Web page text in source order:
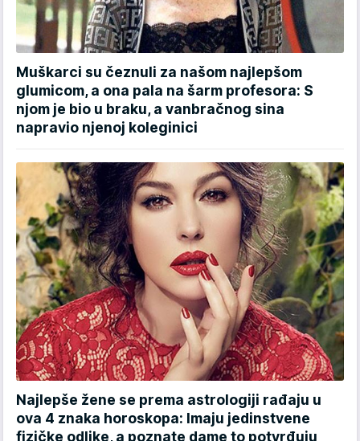
Muškarci su čeznuli za našom najlepšom
glumicom, a ona pala na šarm profesora: S
njom je bio u braku, a vanbračnog sina
napravio njenoj koleginici
Najlepše žene se prema astrologiji rađaju u
ova 4 znaka horoskopa: Imaju jedinstvene
fizičke odlike, a poznate dame to potvrđuju